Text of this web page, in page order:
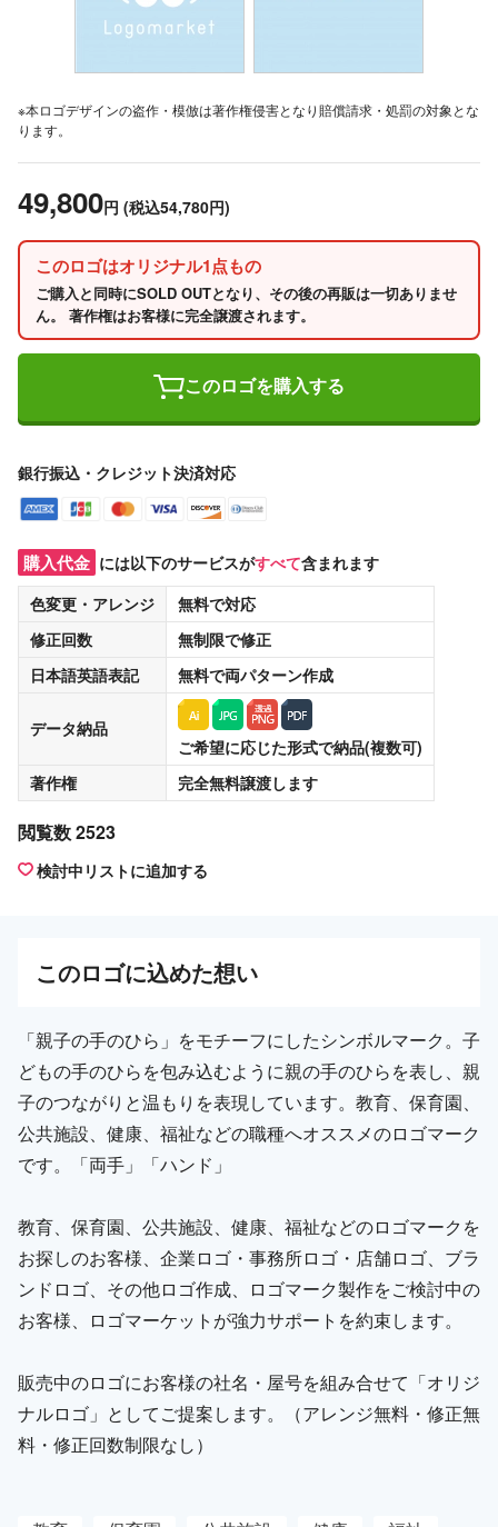
※本ロゴデザインの盗作・模倣は著作権侵害となり賠償請求・処罰の対象とな
ります。
49,800円 (税込54,780円)
このロゴはオリジナル1点もの
ご購入と同時にSOLD OUTとなり、その後の再販は一切ありませ
ん。 著作権はお客様に完全譲渡されます。
このロゴを購入する
銀行振込・クレジット決済対応
購入代金 には以下のサービスがすべて含まれます
色変更・アレンジ
無料で対応
修正回数
無制限で修正
日本語英語表記
無料で両パターン作成
データ納品
ご希望に応じた形式で納品(複数可)
著作権
完全無料譲渡します
閲覧数 2523
検討中リストに追加する
このロゴに込めた想い
「親子の手のひら」をモチーフにしたシンボルマーク。子
どもの手のひらを包み込むように親の手のひらを表し、親
子のつながりと温もりを表現しています。教育、保育園、
公共施設、健康、福祉などの職種へオススメのロゴマーク
です。「両手」「ハンド」
教育、保育園、公共施設、健康、福祉などのロゴマークを
お探しのお客様、企業ロゴ・事務所ロゴ・店舗ロゴ、ブラ
ンドロゴ、その他ロゴ作成、ロゴマーク製作をご検討中の
お客様、ロゴマーケットが強力サポートを約束します。
販売中のロゴにお客様の社名・屋号を組み合せて「オリジ
ナルロゴ」としてご提案します。（アレンジ無料・修正無
料・修正回数制限なし）